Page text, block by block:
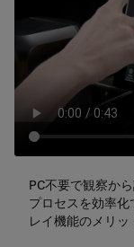
PC不要で観察か
プロセスを効率
レイ機能のメリッ